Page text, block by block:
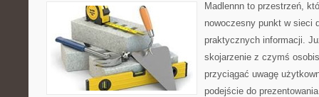
Madlennn to przestrzeń,
nowoczesny punkt w sieci
praktycznych informacji.
skojarzenie z czymś
przyciągać uwagę
podejście do